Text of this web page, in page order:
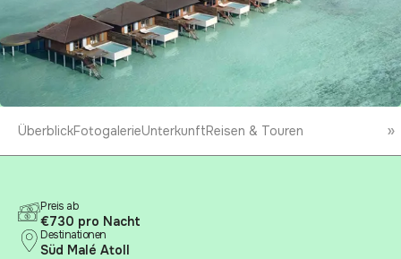
ÜberblickFotogalerieUnterkunftReisen & Touren
Preis ab
€730 pro Nacht
Destinationen
Süd Malé Atoll